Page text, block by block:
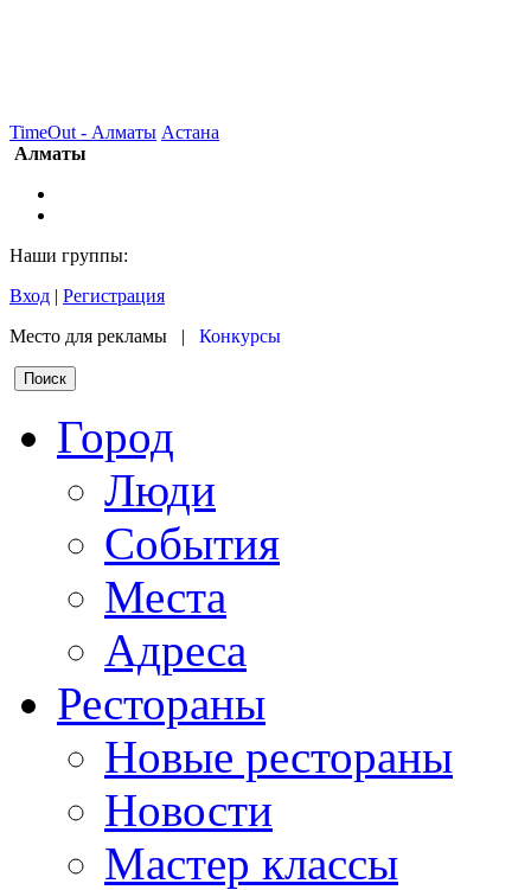
TimeOut - Алматы Астана
Алматы
Наши группы:
Вход | Регистрация
Место для рекламы | Конкурсы
Город
Люди
События
Места
Адреса
Рестораны
Новые рестораны
Новости
Мастер классы